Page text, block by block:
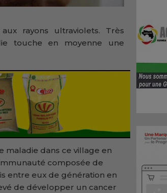
rayons ultraviolets. Très
touche en moyenne une
maladie dans ce village en
composée de
entre eux de génération en
de développer un cancer